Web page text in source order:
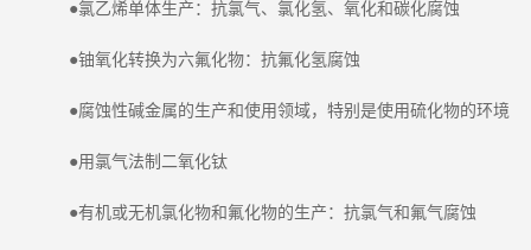
●氯乙烯单体生产：抗氯气、氯化氢、氧化和碳化腐蚀
●铀氧化转换为六氟化物：抗氟化氢腐蚀
●腐蚀性碱金属的生产和使用领域，特别是使用硫化物的环境
●用氯气法制二氧化钛
●有机或无机氯化物和氟化物的生产：抗氯气和氟气腐蚀